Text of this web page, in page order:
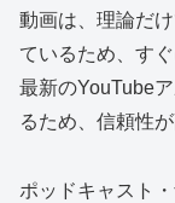
動画は、理論だ
ているため、す
最新のYouTube
るため、信頼性
ポッドキャスト